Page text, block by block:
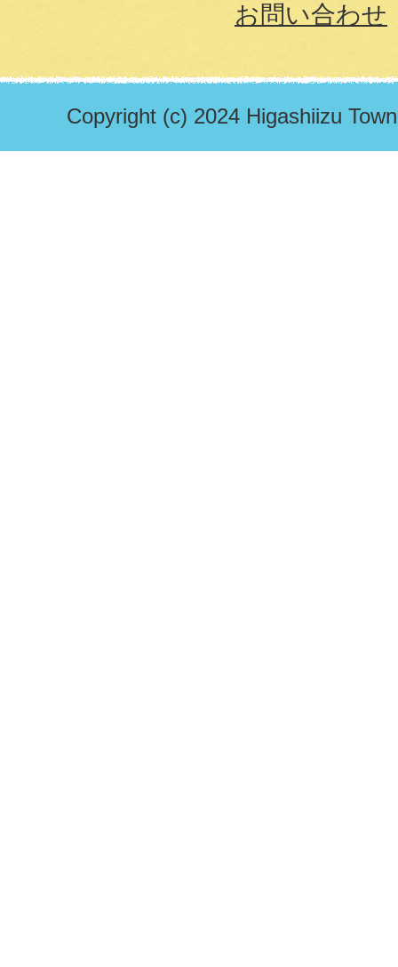
お問い合わせ
Copyright (c) 2024 Higashiizu